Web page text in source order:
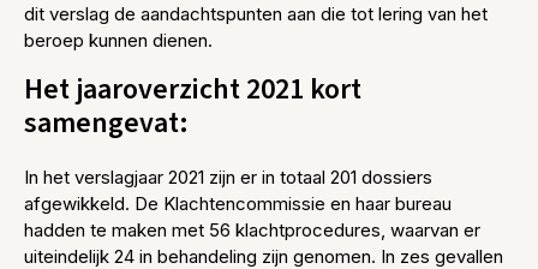
dit verslag de aandachtspunten aan die tot lering van het
beroep kunnen dienen.
Het jaaroverzicht 2021 kort
samengevat:
In het verslagjaar 2021 zijn er in totaal 201 dossiers
afgewikkeld. De Klachtencommissie en haar bureau
hadden te maken met 56 klachtprocedures, waarvan er
uiteindelijk 24 in behandeling zijn genomen. In zes gevallen